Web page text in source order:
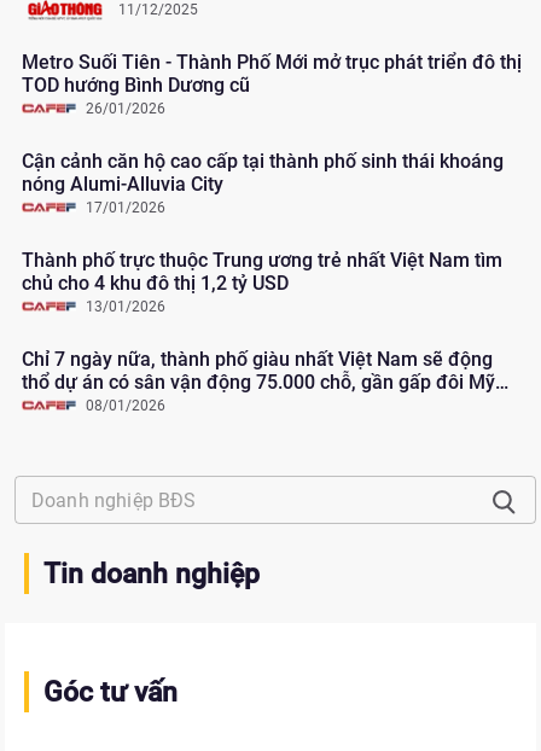
11/12/2025
Metro Suối Tiên - Thành Phố Mới mở trục phát triển đô thị
TOD hướng Bình Dương cũ
26/01/2026
Cận cảnh căn hộ cao cấp tại thành phố sinh thái khoáng
nóng Alumi-Alluvia City
17/01/2026
Thành phố trực thuộc Trung ương trẻ nhất Việt Nam tìm
chủ cho 4 khu đô thị 1,2 tỷ USD
13/01/2026
Chỉ 7 ngày nữa, thành phố giàu nhất Việt Nam sẽ động
thổ dự án có sân vận động 75.000 chỗ, gần gấp đôi Mỹ
Đình về sức chứa và tiến sát nhóm lớn nhất cả nước
08/01/2026
Tin doanh nghiệp
Góc tư vấn